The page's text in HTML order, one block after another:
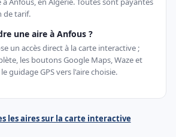
de tarif.
une aire à Anfous ?
un accès direct à la carte interactive ;
les boutons Google Maps, Waze et
guidage GPS vers l'aire choisie.
les aires sur la carte interactive